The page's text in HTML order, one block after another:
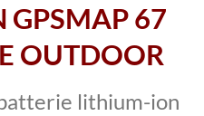
GPSMAP 67
OUTDOOR
lithium-ion